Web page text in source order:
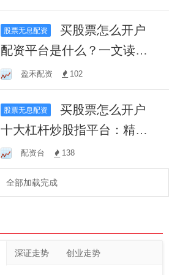
全！
股票无息配资
买股票怎么开户
配资平台是什么？一文读懂
配资平台运作模式！
盈禾配资 102
股票无息配资
买股票怎么开户
十大杠杆炒股指平台：精选
榜单助您掘金！
配资台 138
全部加载完成
深证走势 创业走势